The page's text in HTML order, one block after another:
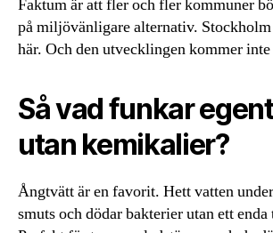
Faktum är att fler och fler kommuner
på miljövänligare alternativ.
här. Och den utvecklingen kommer inte
Så vad funkar
utan kemikalier?
Ångtvätt är en favorit. Hett vatten
smuts och dödar bakterier utan ett